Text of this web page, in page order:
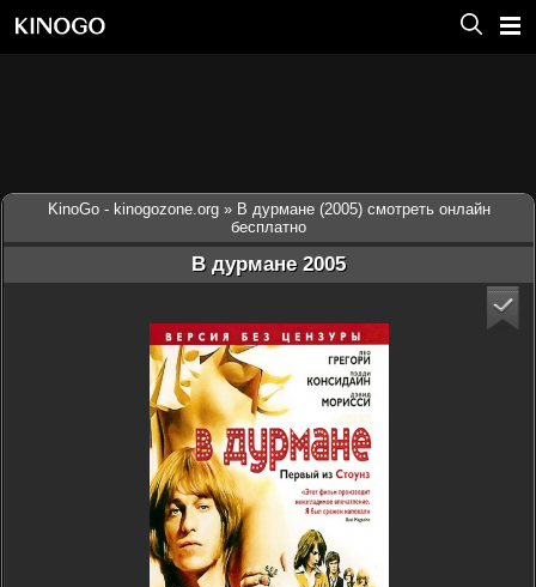
KinoGo - kinogozone.org » В дурмане (2005) смотреть онлайн
бесплатно
В дурмане 2005